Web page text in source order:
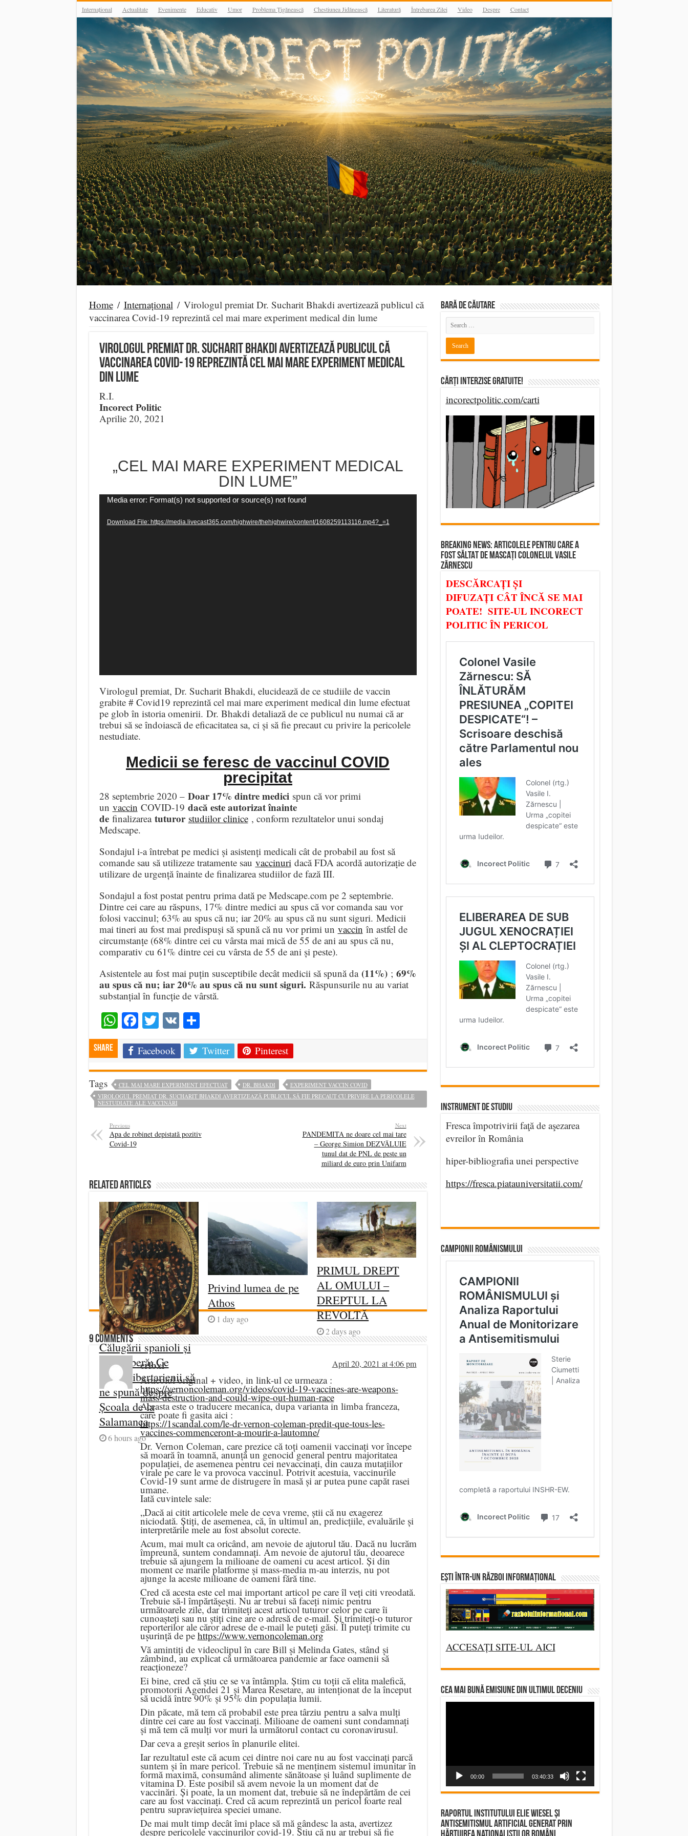
Internațional Actualitate Evenimente Educativ Umor Problema Țigănească Chestiunea Jidănească Literatură Întrebarea Zilei Video Despre Contact
Home / Internațional / Virologul premiat Dr. Sucharit Bhakdi avertizează publicul că
vaccinarea Covid-19 reprezintă cel mai mare experiment medical din lume
Virologul premiat Dr. Sucharit Bhakdi avertizează publicul că
vaccinarea Covid-19 reprezintă cel mai mare experiment medical
din lume
R.I.
Incorect Politic
Aprilie 20, 2021
„CEL MAI MARE EXPERIMENT MEDICAL
DIN LUME”
Video
Media error: Format(s) not supported or source(s) not found
Download File: https://media.livecast365.com/highwire/thehighwire/content/1608259113116.mp4?_=1
Virologul premiat, Dr. Sucharit Bhakdi, elucidează de ce studiile de vaccin
grabite # Covid19 reprezintă cel mai mare experiment medical din lume efectuat
pe glob în istoria omenirii. Dr. Bhakdi detaliază de ce publicul nu numai că ar
trebui să se îndoiască de eficacitatea sa, ci și să fie precaut cu privire la pericolele
nestudiate.
Medicii se feresc de vaccinul COVID
precipitat
28 septembrie 2020 – Doar 17% dintre medici spun că vor primi
un vaccin COVID-19 dacă este autorizat înainte
definalizarea tuturor studiilor clinice, conform rezultatelor unui sondaj
Medscape.
Sondajul i-a întrebat pe medici și asistenți medicali cât de probabil au fost să
comande sau să utilizeze tratamente sau vaccinuri dacă FDA acordă autorizație de
utilizare de urgență înainte de finalizarea studiilor de fază III.
Sondajul a fost postat pentru prima dată pe Medscape.com pe 2 septembrie.
Dintre cei care au răspuns, 17% dintre medici au spus că vor comanda sau vor
folosi vaccinul; 63% au spus că nu; iar 20% au spus că nu sunt siguri. Medicii
mai tineri au fost mai predispuși să spună că nu vor primi un vaccin în astfel de
circumstanțe (68% dintre cei cu vârsta mai mică de 55 de ani au spus că nu,
comparativ cu 61% dintre cei cu vârsta de 55 de ani și peste).
Asistentele au fost mai puțin susceptibile decât medicii să spună da (11%); 69%
au spus că nu; iar 20% au spus că nu sunt siguri. Răspunsurile nu au variat
substanțial în funcție de vârstă.
WhatsApp
Facebook
Twitter
VKShare
Share Facebook Twitter Pinterest
Tags CEL MAI MARE EXPERIMENT EFECTUAT DR. BHAKDI
EXPERIMENT VACCIN COVID
VIROLOGUL PREMIAT DR. SUCHARIT BHAKDI AVERTIZEAZĂ PUBLICUL SĂ FIE PRECAUT CU PRIVIRE LA PERICOLELE
NESTUDIATE ALE VACCINĂRI
Previous
Apa de robinet depistată pozitiv
Covid-19
Next
PANDEMITA ne doare cel mai tare
– George Simion DEZVĂLUIE
tunul dat de PNL de peste un
miliard de euro prin Unifarm
Related Articles
Călugării spanioli și
piața liberă: Ce
„uită” libertarienii să
ne spună despre
Școala de la
Salamanca
6 hours ago
Privind lumea de pe
Athos
1 day ago
PRIMUL DREPT
AL OMULUI –
DREPTUL LA
REVOLTĂ
2 days ago
9 comments
crlbxl April 20, 2021 at 4:06 pm
Articolul original + video, in link-ul ce urmeaza :
https://vernoncoleman.org/videos/covid-19-vaccines-are-weapons-
mass-destruction-and-could-wipe-out-human-race
Aceasta este o traducere mecanica, dupa varianta in limba franceza,
care poate fi gasita aici :
https://1scandal.com/le-dr-vernon-coleman-predit-que-tous-les-
vaccines-commenceront-a-mourir-a-lautomne/
Dr. Vernon Coleman, care prezice că toți oamenii vaccinați vor începe
să moară în toamnă, anunță un genocid general pentru majoritatea
populației, de asemenea pentru cei nevaccinați, din cauza mutațiilor
virale pe care le va provoca vaccinul. Potrivit acestuia, vaccinurile
Covid-19 sunt arme de distrugere în masă și ar putea pune capăt rasei
umane.
Iată cuvintele sale:
„Dacă ai citit articolele mele de ceva vreme, știi că nu exagerez
niciodată. Știți, de asemenea, că, în ultimul an, predicțiile, evaluările și
interpretările mele au fost absolut corecte.
Acum, mai mult ca oricând, am nevoie de ajutorul tău. Dacă nu lucrăm
împreună, suntem condamnați. Am nevoie de ajutorul tău, deoarece
trebuie să ajungem la milioane de oameni cu acest articol. Și din
moment ce marile platforme și mass-media m-au interzis, nu pot
ajunge la aceste milioane de oameni fără tine.
Cred că acesta este cel mai important articol pe care îl veți citi vreodată.
Trebuie să-l împărtășești. Nu ar trebui să faceți nimic pentru
următoarele zile, dar trimiteți acest articol tuturor celor pe care îi
cunoașteți sau nu știți cine are o adresă de e-mail. Și trimiteți-o tuturor
reporterilor ale căror adrese de e-mail le puteți găsi. Îl puteți trimite cu
ușurință de pe https://www.vernoncoleman.org
Vă amintiți de videoclipul în care Bill și Melinda Gates, stând și
zâmbind, au explicat că următoarea pandemie ar face oamenii să
reacționeze?
Ei bine, cred că știu ce se va întâmpla. Știm cu toții că elita malefică,
promotorii Agendei 21 și Marea Resetare, au intenționat de la început
să ucidă între 90% și 95% din populația lumii.
Din păcate, mă tem că probabil este prea târziu pentru a salva mulți
dintre cei care au fost vaccinați. Milioane de oameni sunt condamnați
și mă tem că mulți vor muri la următorul contact cu coronavirusul.
Dar ceva a greșit serios în planurile elitei.
Iar rezultatul este că acum cei dintre noi care nu au fost vaccinați parcă
suntem și în mare pericol. Trebuie să ne menținem sistemul imunitar în
formă maximă, consumând alimente sănătoase și luând suplimente de
vitamina D. Este posibil să avem nevoie la un moment dat de
vaccinări. Și poate, la un moment dat, trebuie să ne îndepărtăm de cei
care au fost vaccinați. Cred că acum reprezintă un pericol foarte real
pentru supraviețuirea speciei umane.
De mai mult timp decât îmi place să mă gândesc la asta, avertizez
despre pericolele vaccinurilor covid-19. Știu că nu ar trebui să fie
BARĂ DE CĂUTARE
Cărți Interzise Gratuite!
incorectpolitic.com/carti
BREAKING NEWS: ARTICOLELE PENTRU CARE A
FOST SĂLTAT DE MASCAȚI COLONELUL VASILE
ZĂRNESCU
DESCĂRCAȚI ȘI
DIFUZAȚI CÂT ÎNCĂ SE MAI
POATE! SITE-UL INCORECT
POLITIC ÎN PERICOL
INSTRUMENT DE STUDIU
Fresca împotrivirii faţă de aşezarea
evreilor în România
hiper-bibliografia unei perspective
https://fresca.piatauniversitatii.com/
CAMPIONII ROMÂNISMULUI
Ești într-un RĂZBOI INFORMAȚIONAL
ACCESAȚI SITE-UL AICI
CEA MAI BUNĂ EMISIUNE DIN ULTIMUL DECENIU
00:00 03:40:33
Raportul Institutului Elie Wiesel și
Antisemitismul Artificial Generat prin